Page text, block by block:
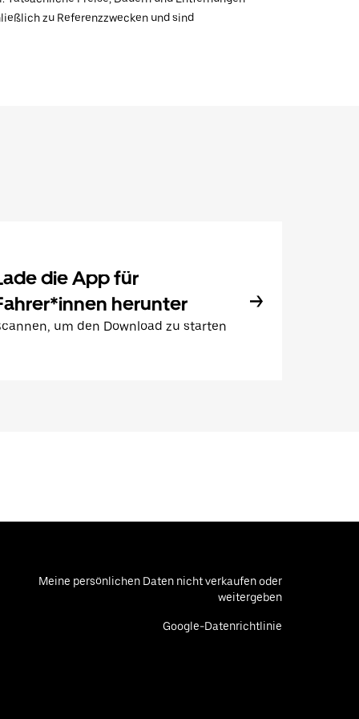
zu Referenzzwecken und sind
die App für
herunter
um den Download zu starten
Meine persönlichen Daten nicht verkaufen oder
weitergeben
Google-Datenrichtlinie